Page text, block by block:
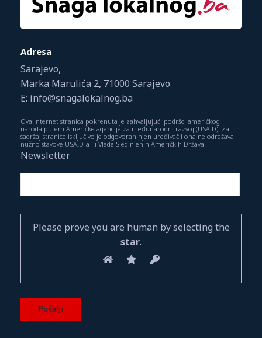
Adresa
Sarajevo,
Marka Marulića 2, 71000 Sarajevo
E: info@snagalokalnog.ba
Ova internet stranica pokrenuta je zahvaljujući podršci američkog
naroda putem Američke agencije za međunarodni razvoj (USAID). Za
sadržaj stranice isključivo je odgovoran njen uređivač i ona ne odražava
nužno stavove USAID-a ili Vlade Sjedinjenih Američkih Država.
Newsletter
Please prove you are human by selecting the
star.